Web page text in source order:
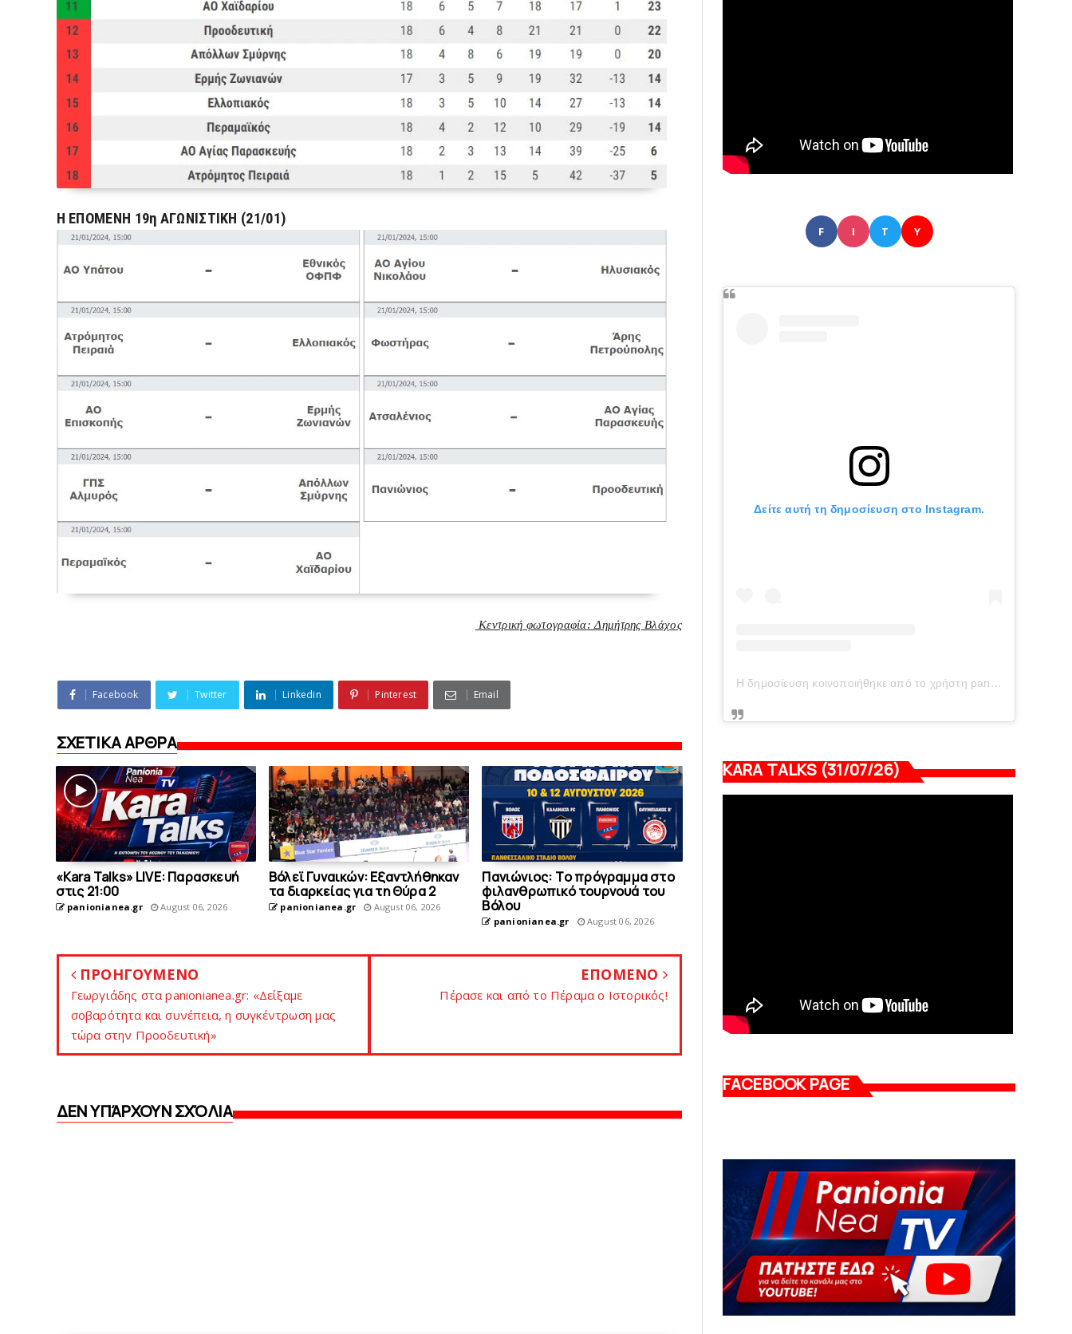
Η ΕΠΟΜΕΝΗ 19η ΑΓΩΝΙΣΤΙΚΗ (21/01)
Κεντρική φωτογραφία: Δημήτρης Βλάχος
Facebook Twitter Linkedin Pinterest Email
ΣΧΕΤΙΚΑ ΑΡΘΡΑ
«Kara Talks» LIVE: Παρασκευή
στις 21:00
panionianea.gr August 06, 2026
Bόλεϊ Γυναικών: Εξαντλήθηκαν
τα διαρκείας για τη Θύρα 2
panionianea.gr August 06, 2026
Πανιώνιoς: Tο πρόγραμμα στο
φιλανθρωπικό τουρνουά του
Bόλου
panionianea.gr August 06, 2026
ΠΡΟΗΓΟΥΜΕΝΟ
Γεωργιάδης στα panionianea.gr: «Δείξαμε
σοβαρότητα και συνέπεια, η συγκέντρωση μας
τώρα στην Προοδευτική»
ΕΠΟΜΕΝΟ
Πέρασε και από το Πέραμα ο Iστορικός!
ΔΕΝ ΥΠΆΡΧΟΥΝ ΣΧΌΛΙΑ
F I T Y
Δείτε αυτή τη δημοσίευση στο Instagram.
Η δημοσίευση κοινοποιήθηκε από το χρήστη panionianea.gr (@panionianea.gr)
KARA TALKS (31/07/26)
FACEBOOK PAGE